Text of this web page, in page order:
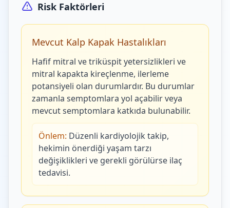
Risk Faktörleri
Mevcut Kalp Kapak Hastalıkları
Hafif mitral ve triküspit yetersizlikleri ve
mitral kapakta kireçlenme, ilerleme
potansiyeli olan durumlardır. Bu durumlar
zamanla semptomlara yol açabilir veya
mevcut semptomlara katkıda bulunabilir.
Önlem: Düzenli kardiyolojik takip,
hekimin önerdiği yaşam tarzı
değişiklikleri ve gerekli görülürse ilaç
tedavisi.